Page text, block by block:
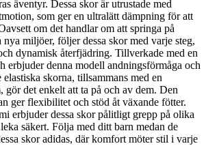
äventyr. Dessa skor är utrustade med
som ger en ultralätt dämpning för att
om det handlar om att springa på
miljöer, följer dessa skor med varje steg,
dynamisk återfjädring. Tillverkade med en
erbjuder denna modell andningsförmåga och
skorna, tillsammans med en
gör det enkelt att ta på och av dem. Den
ger flexibilitet och stöd åt växande fötter.
erbjuder dessa skor pålitligt grepp på olika
säkert. Följa med ditt barn medan de
skor adidas, där komfort möter stil i varje